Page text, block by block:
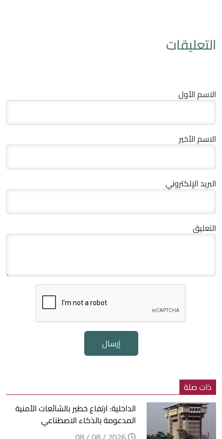
التعليقات
الاسم الأول
الاسم الأخير
البريد الإلكتروني
التعليق
إرسال
ذات صلة
الداخلية: ارتفاع خطير بالشائعات الأمنية
المدعومة بالذكاء الاصطناعي